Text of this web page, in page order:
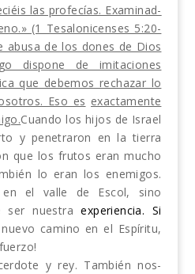
las profecías. Examinad­
(1 Tesalonicenses 5:20-
abusa de los dones de Dios
dispone de imitaciones
que debemos rechazar lo
Eso es exactamente
Cuando los hijos de Israel
y penetraron en la tierra
que los frutos eran mucho
lo eran los enemigos.
el valle de Escol, sino
ser nuestraexperiencia. Si
camino en el Espíritu,
y rey. También nos­